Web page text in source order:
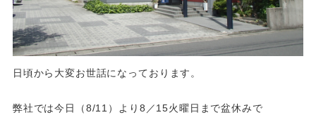
日頃から大変お世話になっております。
弊社では今日（8/11）より8／15火曜日まで盆休みで